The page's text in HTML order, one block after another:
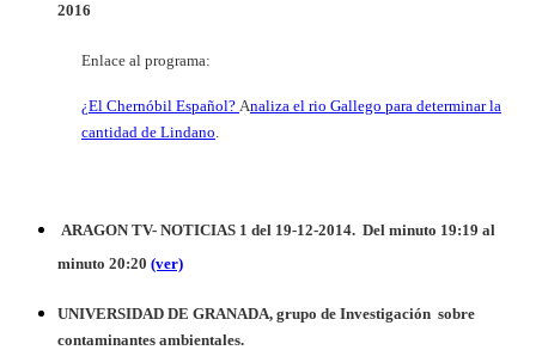
2016
Enlace al programa:
¿El Chernóbil Español? Analiza el rio Gallego para determinar la
cantidad de Lindano
ARAGON TV- NOTICIAS 1 del 19-12-2014. Del minuto 19:19 al
minuto 20:20 (ver)
UNIVERSIDAD DE GRANADA, grupo de Investigación sobre
contaminantes ambientales.